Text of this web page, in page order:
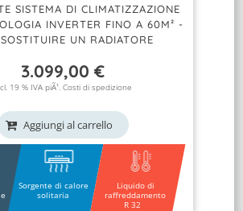
SISTEMA DI CLIMATIZZAZIONE
INVERTER FINO A 60M² -
UN RADIATORE
3.099,00 €
19 % IVA piÃ¹. Costi di spedizione
Aggiungi al carrello
Sorgente di calore
solitaria
Liquido di
raffreddamento
R 32